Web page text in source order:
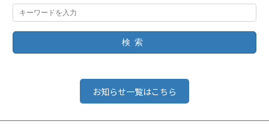
検索
お知らせ一覧はこちら